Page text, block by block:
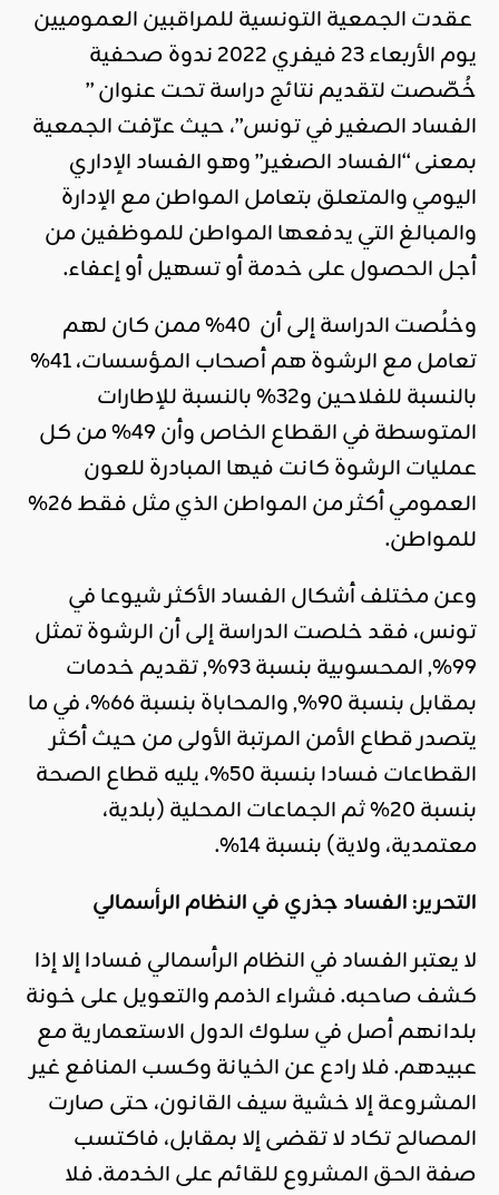
عقدت الجمعية التونسية للمراقبين العموميين
يوم الأربعاء 23 فيفري 2022 ندوة صحفية
خُصّصت لتقديم نتائج دراسة تحت عنوان ”
الفساد الصغير في تونس”، حيث عرّفت الجمعية
بمعنى “الفساد الصغير” وهو الفساد الإداري
اليومي والمتعلق بتعامل المواطن مع الإدارة
والمبالغ التي يدفعها المواطن للموظفين من
أجل الحصول على خدمة أو تسهيل أو إعفاء.
وخلُصت الدراسة إلى أن 40% ممن كان لهم
تعامل مع الرشوة هم أصحاب المؤسسات، 41%
بالنسبة للفلاحين و32% بالنسبة للإطارات
المتوسطة في القطاع الخاص وأن 49% من كل
عمليات الرشوة كانت فيها المبادرة للعون
العمومي أكثر من المواطن الذي مثل فقط 26%
للمواطن.
وعن مختلف أشكال الفساد الأكثر شيوعا في
تونس، فقد خلصت الدراسة إلى أن الرشوة تمثل
99%, المحسوبية بنسبة 93%, تقديم خدمات
بمقابل بنسبة 90%, والمحاباة بنسبة 66%، في ما
يتصدر قطاع الأمن المرتبة الأولى من حيث أكثر
القطاعات فسادا بنسبة 50%، يليه قطاع الصحة
بنسبة 20% ثم الجماعات المحلية (بلدية،
معتمدية، ولاية) بنسبة 14%.
التحرير: الفساد جذري في النظام الرأسمالي
لا يعتبر الفساد في النظام الرأسمالي فسادا إلا إذا
كشف صاحبه. فشراء الذمم والتعويل على خونة
بلدانهم أصل في سلوك الدول الاستعمارية مع
عبيدهم. فلا رادع عن الخيانة وكسب المنافع غير
المشروعة إلا خشية سيف القانون، حتى صارت
المصالح تكاد لا تقضى إلا بمقابل، فاكتسب
صفة الحق المشروع للقائم على الخدمة. فلا